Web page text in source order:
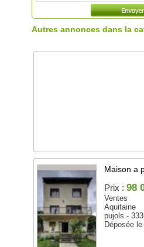
Autres annonces dans la
Maison a
Prix : 98
Ventes
Aquitaine
pujols -
Déposée